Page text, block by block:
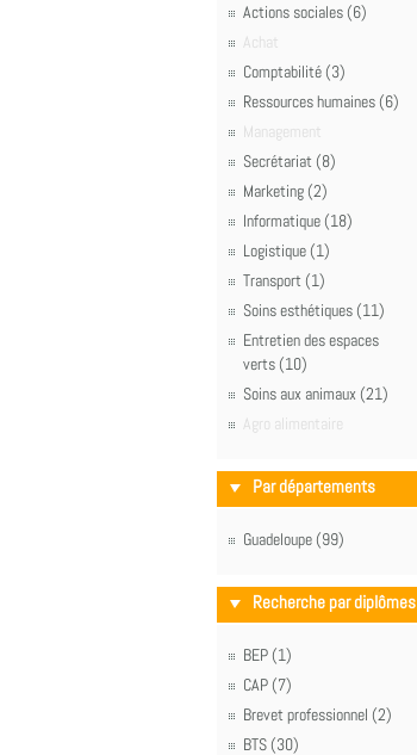
Actions sociales (6)
Achat
Comptabilité (3)
Ressources humaines (6)
Management
Secrétariat (8)
Marketing (2)
Informatique (18)
Logistique (1)
Transport (1)
Soins esthétiques (11)
Entretien des espaces
verts (10)
Soins aux animaux (21)
Agro alimentaire
Par départements
Guadeloupe (99)
Recherche par diplômes
BEP (1)
CAP (7)
Brevet professionnel (2)
BTS (30)